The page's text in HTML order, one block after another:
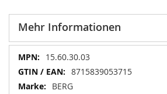
Mehr Informationen
Mehr
Informationen
15.60.30.03
8715839053715
BERG